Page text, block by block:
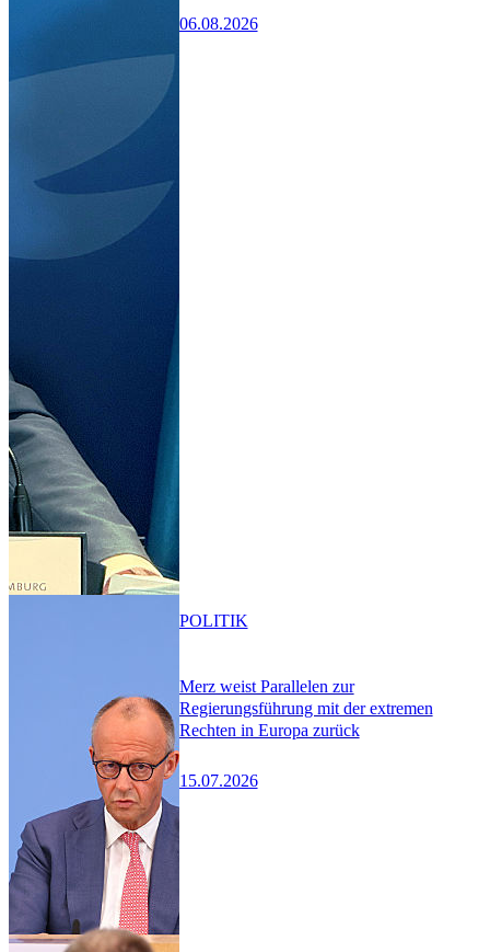
06.08.2026
Merz weist Parallelen zur
Regierungsführung mit der extremen
Rechten in Europa zurück
15.07.2026
POLITIK